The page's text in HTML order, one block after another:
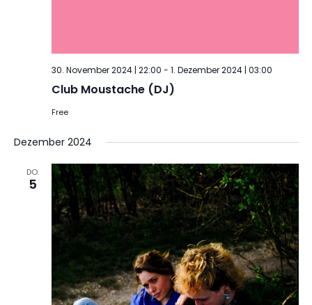
30. November 2024 | 22:00 - 1. Dezember 2024 | 03:00
Club Moustache (DJ)
Free
Dezember 2024
DO.
5